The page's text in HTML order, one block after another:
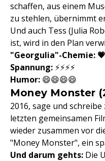
schaffen, aus einem
zu stehlen, übernimmt
Und auch Tess (Julia
ist, wird in den Plan
"Georgulia"-Chemie:
Spannung: ⚡️⚡️⚡️⚡️
Humor: 😄😄😄😄
Money Monster
2016, sage und
letzten gemeinsamen
wieder zusammen vor
"Money Monster", ein
Und darum gehts: Die